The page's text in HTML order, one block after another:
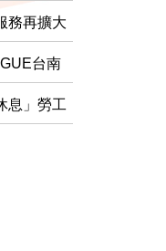
務再擴大
台南
息」勞工